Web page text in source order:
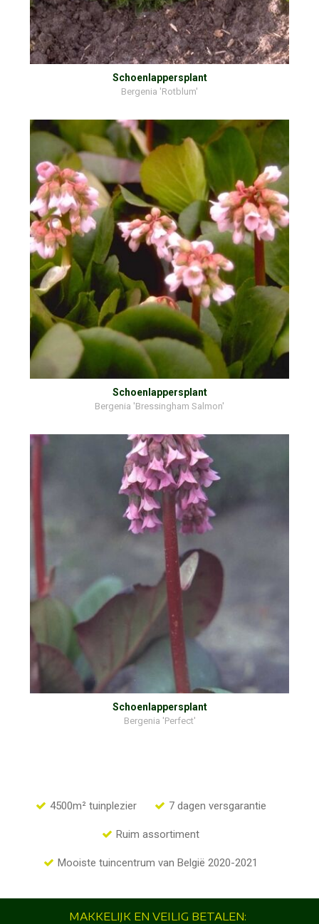
Schoenlappersplant
Bergenia 'Rotblum'
Schoenlappersplant
Bergenia 'Bressingham Salmon'
Schoenlappersplant
Bergenia 'Perfect'
4500m² tuinplezier 7 dagen versgarantie
Ruim assortiment
Mooiste tuincentrum van België 2020-2021
MAKKELIJK EN VEILIG BETALEN: